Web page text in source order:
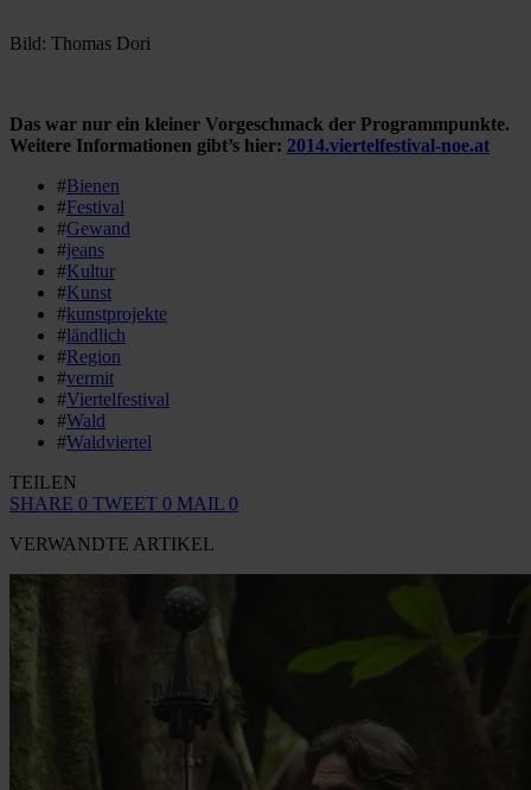
Bild: Thomas Dori
Das war nur ein kleiner Vorgeschmack der Programmpunkte.
Weitere Informationen gibt’s hier: 2014.viertelfestival-noe.at
#Bienen
#Festival
#Gewand
#jeans
#Kultur
#Kunst
#kunstprojekte
#ländlich
#Region
#vermit
#Viertelfestival
#Wald
#Waldviertel
TEILEN
SHARE 0 TWEET 0 MAIL 0
VERWANDTE ARTIKEL